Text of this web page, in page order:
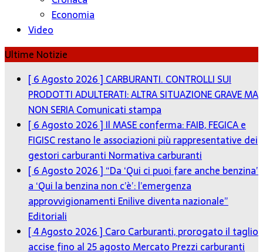
Economia
Video
Ultime Notizie
[ 6 Agosto 2026 ]CARBURANTI. CONTROLLI SUI
PRODOTTI ADULTERATI: ALTRA SITUAZIONE GRAVE MA
NON SERIAComunicati stampa
[ 6 Agosto 2026 ]Il MASE conferma: FAIB, FEGICA e
FIGISC restano le associazioni più rappresentative dei
gestori carburantiNormativa carburanti
[ 6 Agosto 2026 ]“Da ‘Qui ci puoi fare anche benzina’
a ‘Qui la benzina non c’è’: l’emergenza
approvvigionamenti Enilive diventa nazionale”
Editoriali
[ 4 Agosto 2026 ]Caro Carburanti, prorogato il taglio
accise fino al 25 agostoMercato Prezzi carburanti